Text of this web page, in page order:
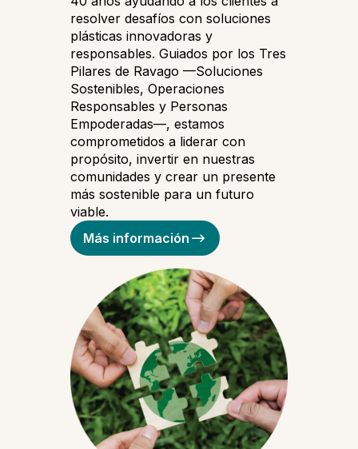
resolver desafíos con soluciones
plásticas innovadoras y
responsables. Guiados por los Tres
Pilares de Ravago —Soluciones
Sostenibles, Operaciones
Responsables y Personas
Empoderadas—, estamos
comprometidos a liderar con
propósito, invertir en nuestras
comunidades y crear un presente
más sostenible para un futuro
viable.
Más información